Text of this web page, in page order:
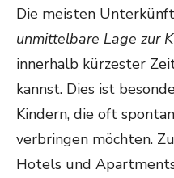
Die meisten
unmittelbare Lage zur
innerhalb kürzester
kannst. Dies ist
Kindern, die oft
verbringen möchten.
Hotels und